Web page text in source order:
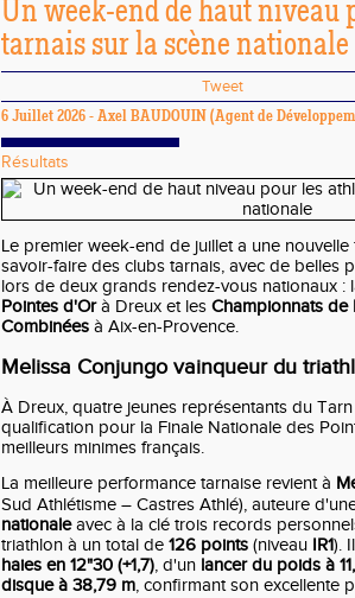
Un week-end de haut niveau
tarnais sur la scène nationale
Tweet
6 Juillet 2026 - Axel BAUDOUIN (Agent de
Résultats
Le premier week-end de juillet a une
savoir-faire des clubs tarnais, avec de belles
lors de deux grands rendez-vous nationaux :
Pointes d'Orà Dreux et les Championnats de
Combinées à Aix-en-Provence.
Melissa Conjungo vainqueur du
À Dreux, quatre jeunes représentants du
qualification pour la Finale Nationale des
meilleurs minimes français.
La meilleure performance tarnaise revient à
Sud Athlétisme – Castres Athlé), auteure
nationaleavec à la clé trois records
triathlon à un total de 126 points (niveau IR1).
haies en 12"30 (+1,7), d'un lancer du poids à
disque à 38,79 m, confirmant son excellente